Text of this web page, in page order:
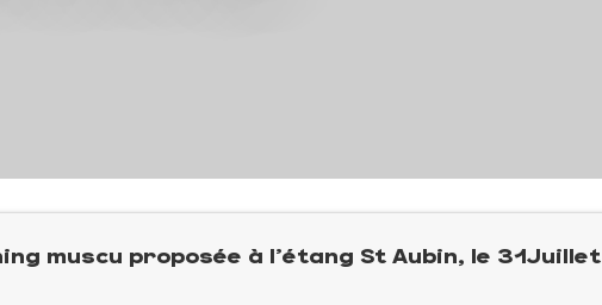
muscu proposée à l'étang St Aubin, le 31Juillet